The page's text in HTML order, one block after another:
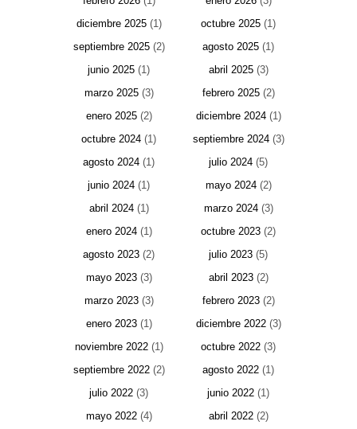
diciembre 2025(1) octubre 2025 (1)
septiembre 2025(2) agosto 2025 (1)
junio 2025 (1) abril 2025(3)
marzo 2025(3) febrero 2025(2)
enero 2025(2) diciembre 2024(1)
octubre 2024 (1) septiembre 2024(3)
agosto 2024 (1) julio 2024 (5)
junio 2024 (1) mayo 2024(2)
abril 2024(1) marzo 2024(3)
enero 2024(1) octubre 2023 (2)
agosto 2023 (2) julio 2023 (5)
mayo 2023(3) abril 2023(2)
marzo 2023(3) febrero 2023(2)
enero 2023(1) diciembre 2022(3)
noviembre 2022(1) octubre 2022 (3)
septiembre 2022(2) agosto 2022 (1)
julio 2022 (3) junio 2022 (1)
mayo 2022(4) abril 2022(2)